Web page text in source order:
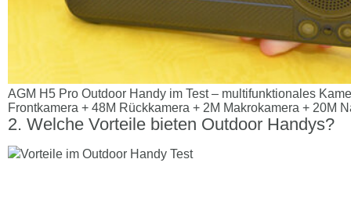
AGM H5 Pro Outdoor Handy im Test – multifunktionales
Frontkamera + 48M Rückkamera + 2M Makrokamera + 20M
Welche Vorteile bieten Outdoor Handys?